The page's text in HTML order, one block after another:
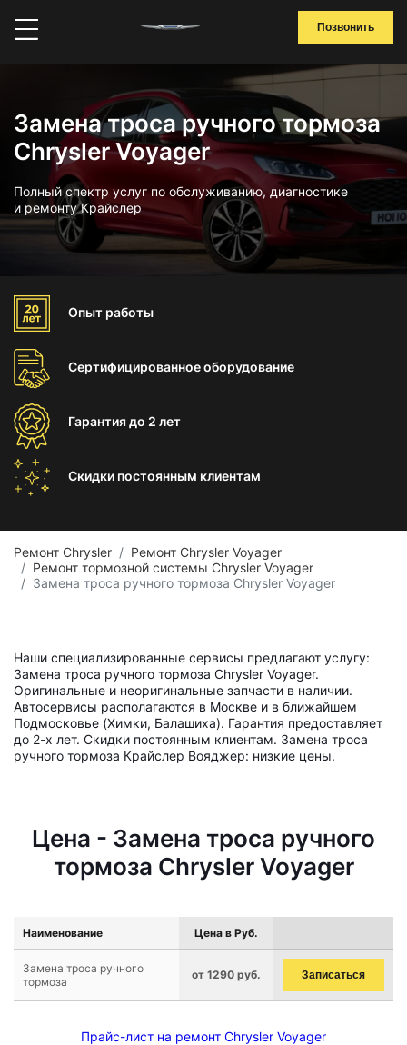
Позвонить
Замена троса ручного тормоза
Chrysler Voyager
Полный спектр услуг по обслуживанию, диагностике
и ремонту Крайслер
Опыт работы
Сертифицированноеоборудование
Гарантиядо 2 лет
Скидки постоянным клиентам
Ремонт Chrysler
Ремонт Chrysler Voyager
Ремонт тормозной системы Chrysler Voyager
Замена троса ручного тормоза Chrysler Voyager
Наши специализированные сервисы предлагают услугу:
Замена троса ручного тормоза Chrysler Voyager.
Оригинальные и неоригинальные запчасти в наличии.
Автосервисы располагаются в Москве и в ближайшем
Подмосковье (Химки, Балашиха). Гарантия предоставляет
до 2-х лет. Скидки постоянным клиентам. Замена троса
ручного тормоза Крайслер Вояджер: низкие цены.
Цена - Замена троса ручного
тормоза Chrysler Voyager
Наименование Цена в Руб.
Замена троса ручного
тормоза
от 1290 руб. Записаться
Прайс-лист на ремонт Chrysler Voyager